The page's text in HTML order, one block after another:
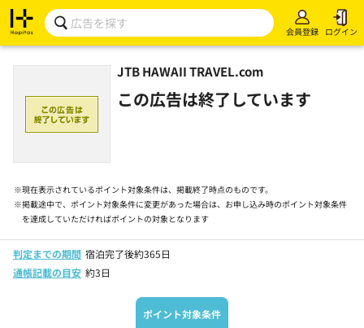
会員登録 ログイン
JTB HAWAII TRAVEL.com
この広告は終了しています
※現在表示されているポイント対象条件は、掲載終了時点のものです。
※掲載途中で、ポイント対象条件に変更があった場合は、お申し込み時のポイント対象条件
を達成していただければポイントの対象となります
判定までの期間 宿泊完了後約365日
通帳記載の目安 約3日
ポイント対象条件